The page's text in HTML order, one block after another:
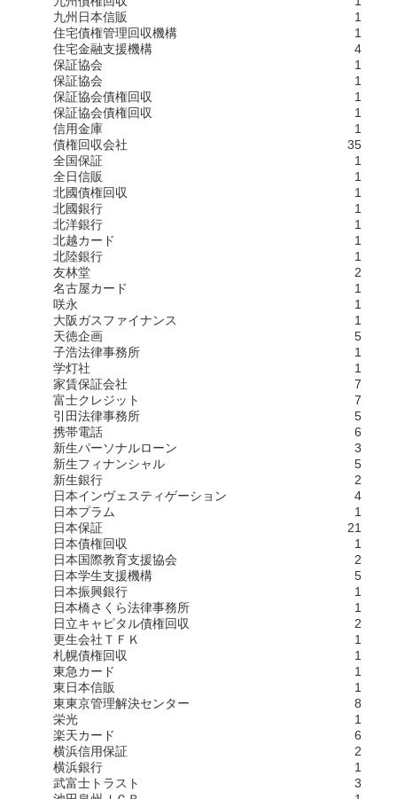
九州日本信販
1
住宅債権管理回収機構
1
住宅金融支援機構
4
保証協会
1
保証協会
1
保証協会債権回収
1
保証協会債権回収
1
信用金庫
1
債権回収会社
35
全国保証
1
全日信販
1
北國債権回収
1
北國銀行
1
北洋銀行
1
北越カード
1
北陸銀行
1
友林堂
2
名古屋カード
1
咲永
1
大阪ガスファイナンス
1
天徳企画
5
子浩法律事務所
1
学灯社
1
家賃保証会社
7
富士クレジット
7
引田法律事務所
5
携帯電話
6
新生パーソナルローン
3
新生フィナンシャル
5
新生銀行
2
日本インヴェスティゲーション
4
日本プラム
1
日本保証
21
日本債権回収
1
日本国際教育支援協会
2
日本学生支援機構
5
日本振興銀行
1
日本橋さくら法律事務所
1
日立キャピタル債権回収
2
更生会社ＴＦＫ
1
札幌債権回収
1
東急カード
1
東日本信販
1
東東京管理解決センター
8
栄光
1
楽天カード
6
横浜信用保証
2
横浜銀行
1
武富士トラスト
3